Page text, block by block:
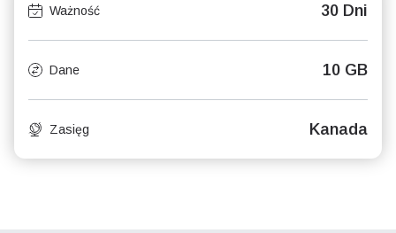
Ważność 30 Dni
Dane 10 GB
Zasięg Kanada